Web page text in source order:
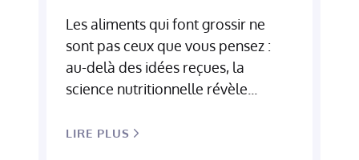
Les aliments qui font grossir ne
sont pas ceux que vous pensez :
au-delà des idées reçues, la
science nutritionnelle révèle...
LIRE PLUS